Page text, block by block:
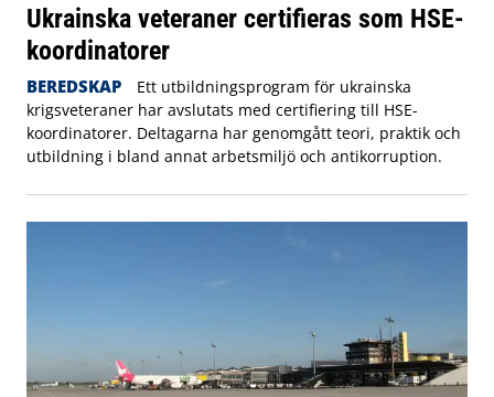
Ukrainska veteraner certifieras som HSE-
koordinatorer
BEREDSKAP
Ett utbildningsprogram för ukrainska
krigsveteraner har avslutats med certifiering till HSE-
koordinatorer. Deltagarna har genomgått teori, praktik och
utbildning i bland annat arbetsmiljö och antikorruption.